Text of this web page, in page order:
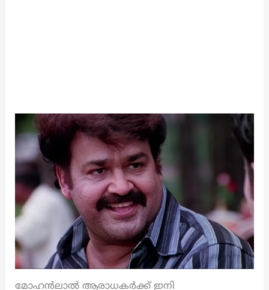
മോഹൻലാൽ ആരാധകർക്ക് ഇനി